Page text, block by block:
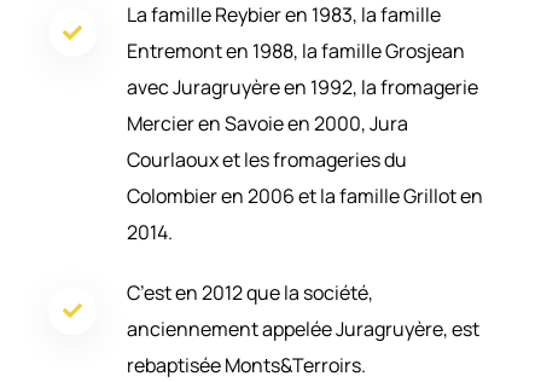
La famille Reybier en 1983, la famille
Entremont en 1988, la famille Grosjean
avec Juragruyère en 1992, la fromagerie
Mercier en Savoie en 2000, Jura
Courlaoux et les fromageries du
Colombier en 2006 et la famille Grillot en
2014.
C’est en 2012 que la société,
anciennement appelée Juragruyère, est
rebaptisée Monts&Terroirs.